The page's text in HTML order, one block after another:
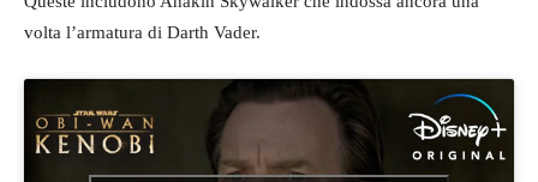
volta l’armatura di Darth Vader.